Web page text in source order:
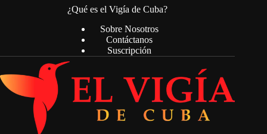
¿Qué es el Vigía de Cuba?
Sobre Nosotros
Contáctanos
Suscripción